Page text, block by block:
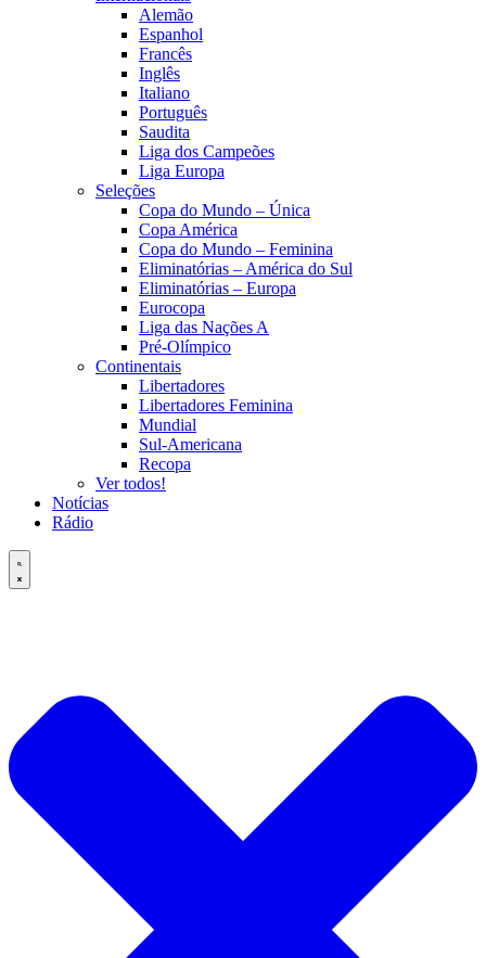
Alemão
Espanhol
Francês
Inglês
Italiano
Português
Saudita
Liga dos Campeões
Liga Europa
Seleções
Copa do Mundo – Única
Copa América
Copa do Mundo – Feminina
Eliminatórias – América do Sul
Eliminatórias – Europa
Eurocopa
Liga das Nações A
Pré-Olímpico
Continentais
Libertadores
Libertadores Feminina
Mundial
Sul-Americana
Recopa
Ver todos!
Notícias
Rádio